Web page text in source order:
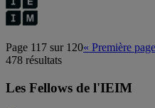
Page 117 sur 120« Première page
478 résultats
Les Fellows de l'IEIM